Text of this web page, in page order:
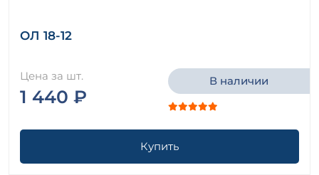
ОЛ 18-12
Цена за шт.
1 440 ₽
В наличии
Купить